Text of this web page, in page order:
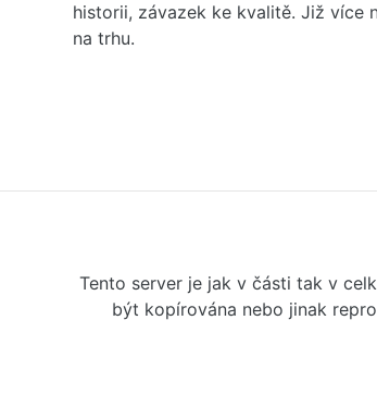
historii, závazek ke kvalitě. Již více
na trhu.
Tento server je jak v části tak v
být kopírována nebo jinak